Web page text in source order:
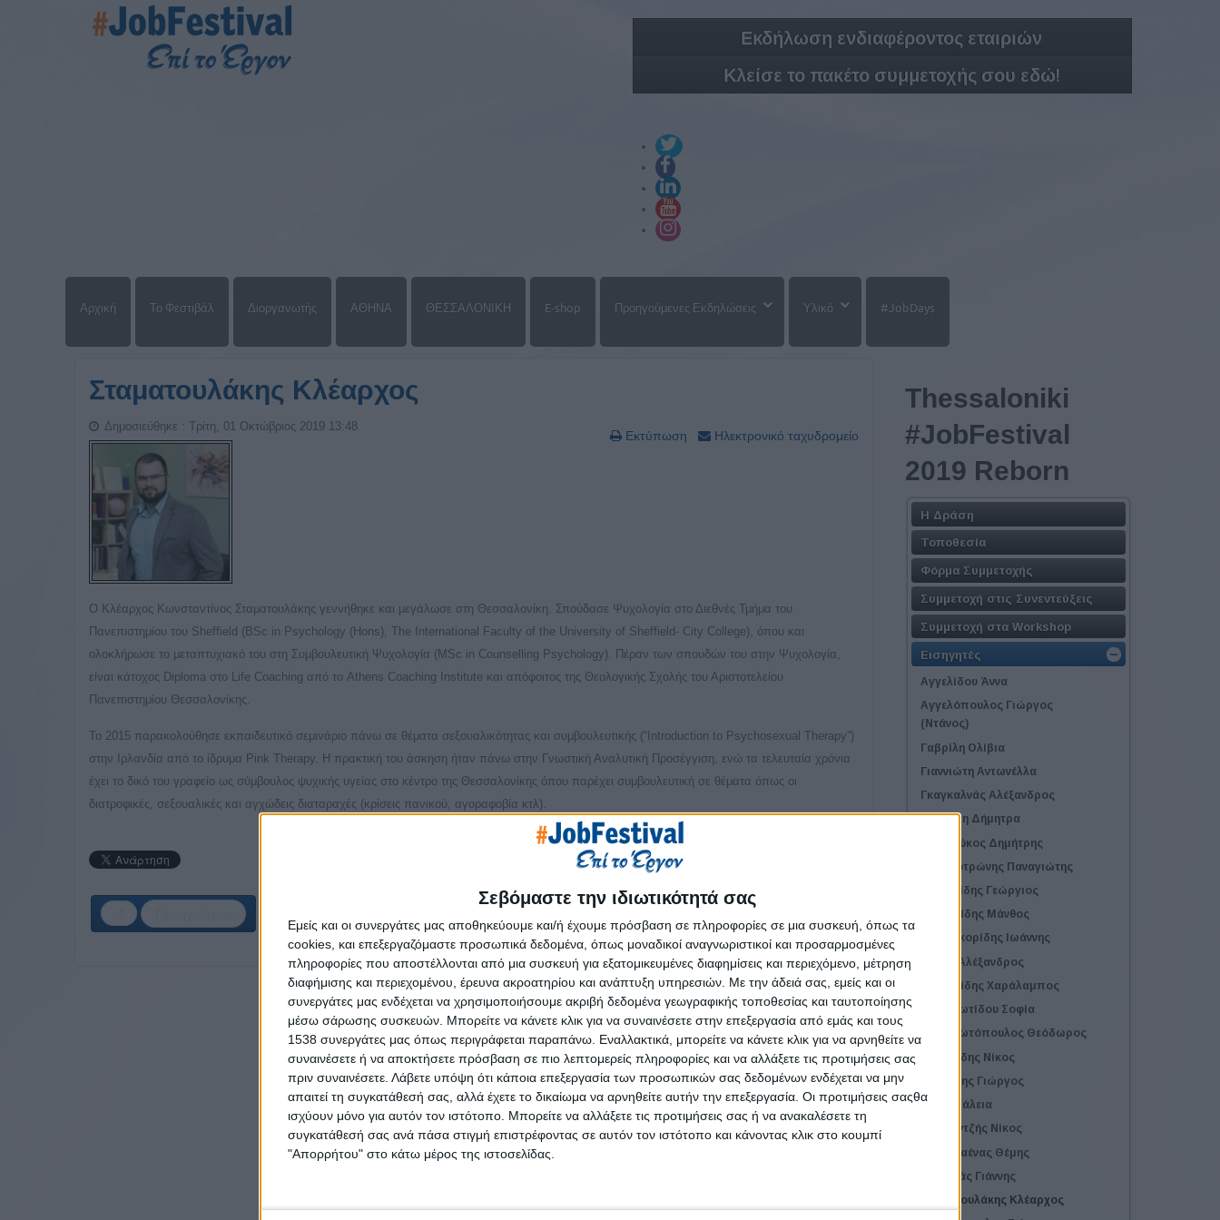
Σεβόμαστε την ιδιωτικότητά σας
Εμείς και οι συνεργάτες μας αποθηκεύουμε και/ή έχουμε πρόσβαση σε πληροφορίες σε μια συσκευή, όπως τα
cookies, και επεξεργαζόμαστε προσωπικά δεδομένα, όπως μοναδικοί αναγνωριστικοί και προσαρμοσμένες
πληροφορίες που αποστέλλονται από μια συσκευή για εξατομικευμένες διαφημίσεις και περιεχόμενο, μέτρηση
διαφήμισης και περιεχομένου, έρευνα ακροατηρίου και ανάπτυξη υπηρεσιών. Με την άδειά σας, εμείς και οι
συνεργάτες μας ενδέχεται να χρησιμοποιήσουμε ακριβή δεδομένα γεωγραφικής τοποθεσίας και ταυτοποίησης
μέσω σάρωσης συσκευών. Μπορείτε να κάνετε κλικ για να συναινέσετε στην επεξεργασία από εμάς και τους
1538 συνεργάτες μας όπως περιγράφεται παραπάνω. Εναλλακτικά, μπορείτε να κάνετε κλικ για να αρνηθείτε να
συναινέσετε ή να αποκτήσετε πρόσβαση σε πιο λεπτομερείς πληροφορίες και να αλλάξετε τις προτιμήσεις σας
πριν συναινέσετε. Λάβετε υπόψη ότι κάποια επεξεργασία των προσωπικών σας δεδομένων ενδέχεται να μην
απαιτεί τη συγκατάθεσή σας, αλλά έχετε το δικαίωμα να αρνηθείτε αυτήν την επεξεργασία. Οι προτιμήσεις σαςθα
ισχύουν μόνο για αυτόν τον ιστότοπο. Μπορείτε να αλλάξετε τις προτιμήσεις σας ή να ανακαλέσετε τη
συγκατάθεσή σας ανά πάσα στιγμή επιστρέφοντας σε αυτόν τον ιστότοπο και κάνοντας κλικ στο κουμπί
"Απορρήτου" στο κάτω μέρος της ιστοσελίδας.
Εκδήλωση ενδιαφέροντος εταιριών
Κλείσε το πακέτο συμμετοχής σου εδώ!
Αρχική Το Φεστιβάλ Διοργανωτής ΑΘΗΝΑ ΘΕΣΣΑΛΟΝΙΚΗ E-shop Προηγούμενες Εκδηλώσεις Υλικό #JobDays
Σταματουλάκης Κλέαρχος
Εκτύπωση Ηλεκτρονικό ταχυδρομείο
Δημοσιεύθηκε : Τρίτη, 01 Οκτώβριος 2019 13:48
Ο Κλέαρχος Κωνσταντίνος Σταματουλάκης γεννήθηκε και μεγάλωσε στη Θεσσαλονίκη. Σπούδασε Ψυχολογία στο Διεθνές Τμήμα του
Πανεπιστημίου του Sheffield (BSc in Psychology (Hons), The International Faculty of the University of Sheffield- City College), όπου και
ολοκλήρωσε το μεταπτυχιακό του στη Συμβουλευτική Ψυχολογία (MSc in Counselling Psychology). Πέραν των σπουδών του στην Ψυχολογία,
είναι κάτοχος Diploma στο Life Coaching από το Athens Coaching Institute και απόφοιτος της Θεολογικής Σχολής του Αριστοτελείου
Πανεπιστημίου Θεσσαλονίκης.
Το 2015 παρακολούθησε εκπαιδευτικό σεμινάριο πάνω σε θέματα σεξουαλικότητας και συμβουλευτικής (“Introduction to Psychosexual Therapy”)
στην Ιρλανδία από το ίδρυμα Pink Therapy. Η πρακτική του άσκηση ήταν πάνω στην Γνωστική Αναλυτική Προσέγγιση, ενώ τα τελευταία χρόνια
έχει το δικό του γραφείο ως σύμβουλος ψυχικής υγείας στο κέντρο της Θεσσαλονίκης όπου παρέχει συμβουλευτική σε θέματα όπως οι
διατροφικές, σεξουαλικές και αγχώδεις διαταραχές (κρίσεις πανικού, αγοραφοβία κτλ).
Thessaloniki
#JobFestival
2019 Reborn
Η Δράση
Τοποθεσία
Φόρμα Συμμετοχής
Συμμετοχή στις Συνεντεύξεις
Συμμετοχή στα Workshop
Εισηγητές
Αγγελίδου Άννα
Αγγελόπουλος Γιώργος
(Ντάνος)
Γαβρίλη Ολίβια
Γιαννιώτη Αντωνέλλα
Γκαγκαλνάς Αλέξανδρος
Ζερβάκη Δήμητρα
Καμπούκος Δημήτρης
Κολοκοτρώνης Παναγιώτης
Κυριακίδης Γεώργιος
Ματθαιίδης Μάνθος
Μαυροκορίδης Ιωάννης
Μέλης Αλέξανδρος
Μιχαηλίδης Χαράλαμπος
Παναγιωτίδου Σοφία
Παναγιωτόπουλος Θεόδωρος
Πρατσίδης Νίκος
Ραλλάκης Γιώργος
Ρίζου Θάλεια
Σαπουντζής Νίκος
Σαρανταένας Θέμης
Σερβετάς Γιάννης
Σταματουλάκης Κλέαρχος